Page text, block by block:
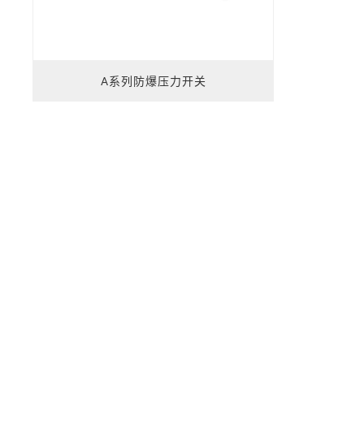
A系列防爆压力开关